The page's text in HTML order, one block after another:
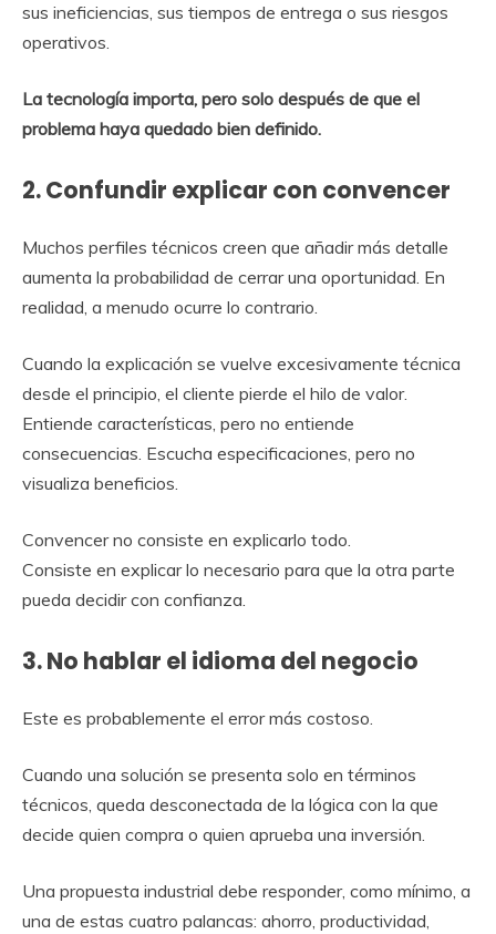
sus ineficiencias, sus tiempos de entrega o sus riesgos
operativos.
La tecnología importa, pero solo después de que el
problema haya quedado bien definido.
2. Confundir explicar con convencer
Muchos perfiles técnicos creen que añadir más detalle
aumenta la probabilidad de cerrar una oportunidad. En
realidad, a menudo ocurre lo contrario.
Cuando la explicación se vuelve excesivamente técnica
desde el principio, el cliente pierde el hilo de valor.
Entiende características, pero no entiende
consecuencias. Escucha especificaciones, pero no
visualiza beneficios.
Convencer no consiste en explicarlo todo.
Consiste en explicar lo necesario para que la otra parte
pueda decidir con confianza.
3. No hablar el idioma del negocio
Este es probablemente el error más costoso.
Cuando una solución se presenta solo en términos
técnicos, queda desconectada de la lógica con la que
decide quien compra o quien aprueba una inversión.
Una propuesta industrial debe responder, como mínimo, a
una de estas cuatro palancas: ahorro, productividad,